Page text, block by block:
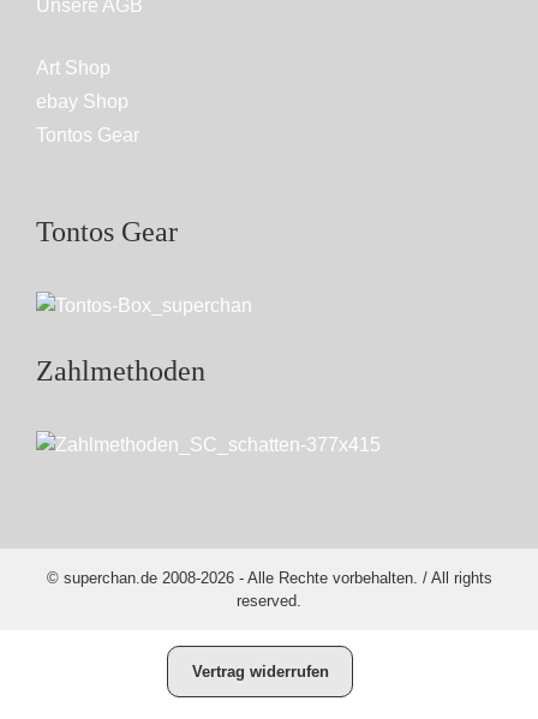
Unsere AGB
Art Shop
ebay Shop
Tontos Gear
Tontos Gear
Zahlmethoden
© superchan.de 2008-2026 - Alle Rechte vorbehalten. / All rights
reserved.
Vertrag widerrufen